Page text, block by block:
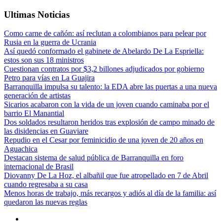
Ultimas Noticias
Como carne de cañón: así reclutan a colombianos para pelear por
Rusia en la guerra de Ucrania
Así quedó conformado el gabinete de Abelardo De La Espriella:
estos son sus 18 ministros
Cuestionan contratos por $3,2 billones adjudicados por gobierno
Petro para vías en La Guajira
Barranquilla impulsa su talento: la EDA abre las puertas a una nueva
generación de artistas
Sicarios acabaron con la vida de un joven cuando caminaba por el
barrio El Manantial
Dos soldados resultaron heridos tras explosión de campo minado de
las disidencias en Guaviare
Repudio en el Cesar por feminicidio de una joven de 20 años en
Aguachica
Destacan sistema de salud pública de Barranquilla en foro
internacional de Brasil
Diovanny De La Hoz, el albañil que fue atropellado en 7 de Abril
cuando regresaba a su casa
Menos horas de trabajo, más recargos y adiós al día de la familia: así
quedaron las nuevas reglas